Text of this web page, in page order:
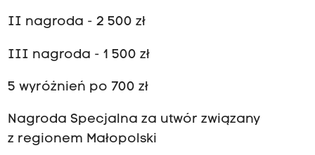
II nagroda - 2 500 zł
III nagroda - 1 500 zł
5 wyróżnień po 700 zł
Nagroda Specjalna za utwór związany
z regionem Małopolski